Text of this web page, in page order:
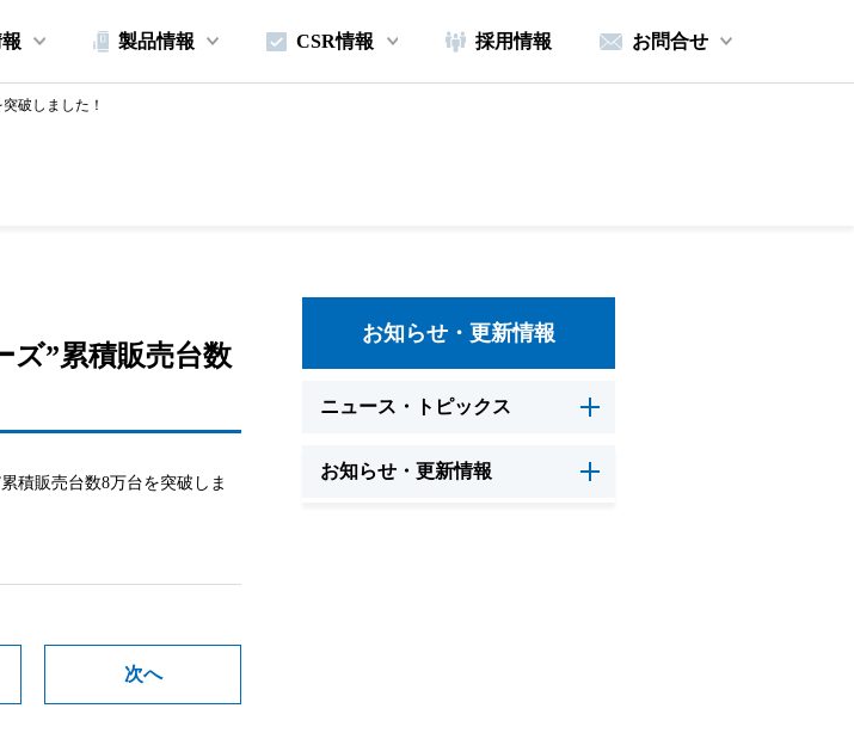
製品情報 CSR情報 採用情報 お問合せ
破しました！
ズ”累積販売台数
積販売台数8万台を突破しま
次へ
お知らせ・更新情報
ニュース・トピックス
お知らせ・更新情報